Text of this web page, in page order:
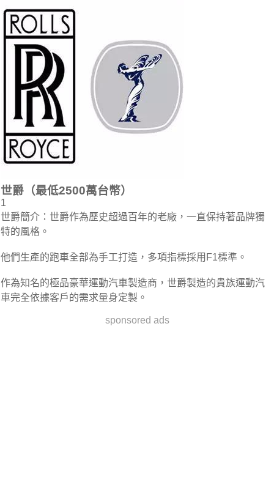
世爵（最低2500萬台幣）
1
世爵簡介：世爵作為歷史超過百年的老廠，一直保持著品牌獨
特的風格。
他們生產的跑車全部為手工打造，多項指標採用F1標準。
作為知名的極品豪華運動汽車製造商，世爵製造的貴族運動汽
車完全依據客戶的需求量身定製。
sponsored ads